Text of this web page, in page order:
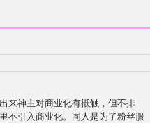
来神主对商业化有抵触，但不排
不引入商业化。同人是为了粉丝服